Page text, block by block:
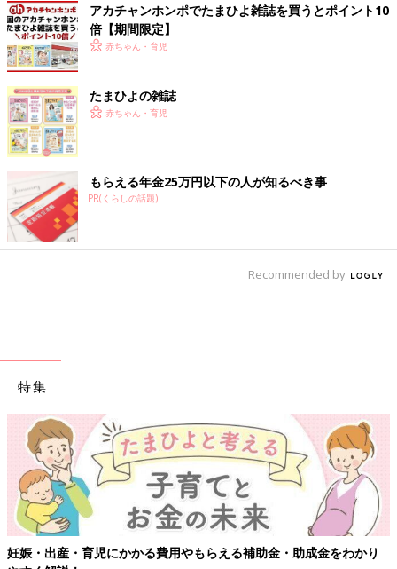
アカチャンホンポでたまひよ雑誌を買うとポイント10
倍【期間限定】
赤ちゃん・育児
たまひよの雑誌
赤ちゃん・育児
もらえる年金25万円以下の人が知るべき事
PR(くらしの話題)
Recommended by
特集
【ワクチン接種できるものも】妊婦の感染症対策、知っておいて！